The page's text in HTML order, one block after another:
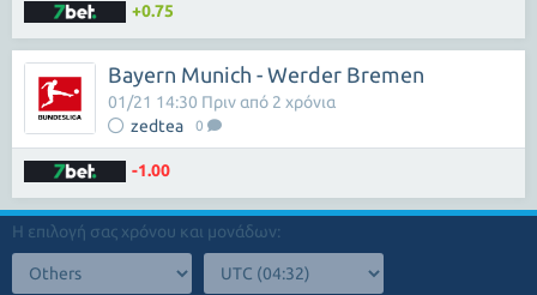
+0.75
Bayern Munich - Werder Bremen
zedtea 0
01/21 14:30 Πριν από 2 χρόνια
-1.00
Η επιλογή σας χρόνου και μονάδων: